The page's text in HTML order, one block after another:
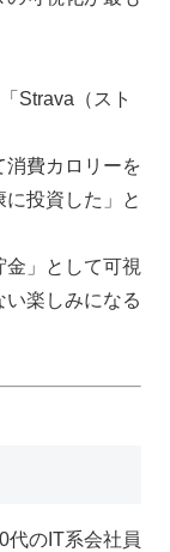
Strava（スト
消費カロリーを
投資した」と
」として可視
楽しみになる
代のIT系会社員